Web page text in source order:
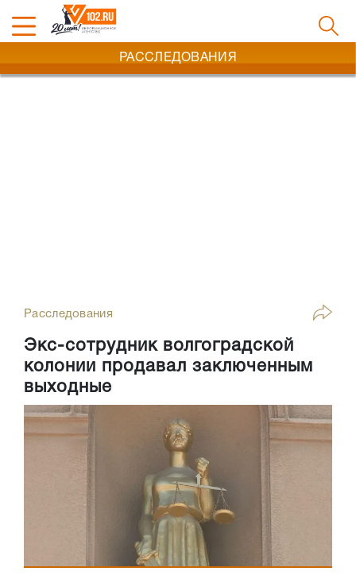
РАССЛЕДОВАНИЯ
Расследования
Экс-сотрудник волгоградской
колонии продавал заключенным
выходные